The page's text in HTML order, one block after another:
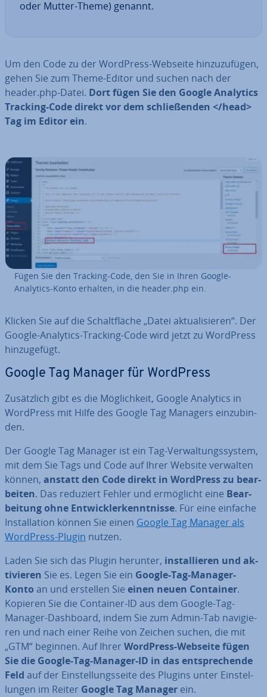
oder Mutter-Theme) genannt.
Um den Code zu der WordPress-Webseite hin­zu­zu­fü­gen,
gehen Sie zum Theme-Editor und suchen nach der
header.php-Datei. Dortfügen Sie den Google Analytics
Tracking-Code direkt vor dem schlie­ßen­den </head>
Tag im Editor ein.
Fügen Sie den Tracking-Code, den Sie in Ihren Google-
Analytics-Konto erhalten, in die header.php ein.
Klicken Sie auf die Schalt­flä­che „Datei ak­tua­li­sie­ren“. Der
Google-Analytics-Tracking-Code wird jetzt zu WordPress
hin­zu­ge­fügt.
Google Tag Manager für WordPress
Zu­sätz­lich gibt es die Mög­lich­keit, Google Analytics in
WordPress mit Hilfe des Google Tag Managers ein­zu­bin­
den.
Der Google Tag Manager ist ein Tag-Ver­wal­tungs­sys­tem,
mit dem Sie Tags und Code auf Ihrer Website verwalten
können, anstatt den Code direkt in WordPress zu be­ar­
bei­ten. Das reduziert Fehler und er­mög­licht eine Be­ar­
bei­tung ohne Ent­wick­ler­kennt­nis­se. Für eine einfache
In­stal­la­ti­on können Sie einen Google Tag Manager als
WordPress-Plugin nutzen.
Laden Sie sich das Plugin herunter, in­stal­lie­ren und ak­
ti­vie­ren Sie es. Legen Sie ein Google-Tag-Manager-
Konto an und erstellen Sie einen neuen Container.
Kopieren Sie die Container-ID aus dem Google-Tag-
Manager-Dashboard, indem Sie zum Admin-Tab na­vi­gie­
ren und nach einer Reihe von Zeichen suchen, die mit
„GTM“ beginnen. Auf Ihrer WordPress-Webseite fügen
Sie die Google-Tag-Manager-ID in das ent­spre­chen­de
Feld auf der Ein­stel­lungs­sei­te des Plugins unter Ein­stel­
lun­gen im Reiter Google Tag Manager ein.